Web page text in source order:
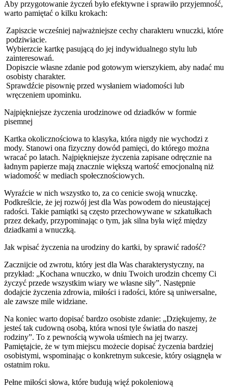
Aby przygotowanie życzeń było efektywne i sprawiło przyjemność,
warto pamiętać o kilku krokach:
Zapiszcie wcześniej najważniejsze cechy charakteru wnuczki, które
podziwiacie.
Wybierzcie kartkę pasującą do jej indywidualnego stylu lub
zainteresowań.
Dopiszcie własne zdanie pod gotowym wierszykiem, aby nadać mu
osobisty charakter.
Sprawdźcie pisownię przed wysłaniem wiadomości lub
wręczeniem upominku.
Najpiękniejsze życzenia urodzinowe od dziadków w formie
pisemnej
Kartka okolicznościowa to klasyka, która nigdy nie wychodzi z
mody. Stanowi ona fizyczny dowód pamięci, do którego można
wracać po latach. Najpiękniejsze życzenia zapisane odręcznie na
ładnym papierze mają znacznie większą wartość emocjonalną niż
wiadomość w mediach społecznościowych.
Wyraźcie w nich wszystko to, za co cenicie swoją wnuczkę.
Podkreślcie, że jej rozwój jest dla Was powodem do nieustającej
radości. Takie pamiątki są często przechowywane w szkatułkach
przez dekady, przypominając o tym, jak silna była więź między
dziadkami a wnuczką.
Jak wpisać życzenia na urodziny do kartki, by sprawić radość?
Zacznijcie od zwrotu, który jest dla Was charakterystyczny, na
przykład: „Kochana wnuczko, w dniu Twoich urodzin chcemy Ci
życzyć przede wszystkim wiary we własne siły”. Następnie
dodajcie życzenia zdrowia, miłości i radości, które są uniwersalne,
ale zawsze mile widziane.
Na koniec warto dopisać bardzo osobiste zdanie: „Dziękujemy, że
jesteś tak cudowną osobą, która wnosi tyle światła do naszej
rodziny”. To z pewnością wywoła uśmiech na jej twarzy.
Pamiętajcie, że w tym miejscu możecie dopisać życzenia bardziej
osobistymi, wspominając o konkretnym sukcesie, który osiągnęła w
ostatnim roku.
Pełne miłości słowa, które budują więź pokoleniową